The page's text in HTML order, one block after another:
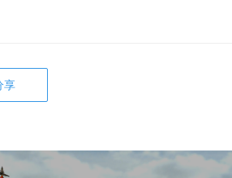
享